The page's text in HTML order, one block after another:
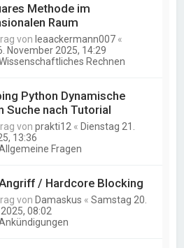
Methode im
Raum
von leaackermann007 «
November 2025, 14:29
Rechnen
Python Dynamische
Suche nach Tutorial
vonprakti12 « Dienstag 21.
13:36
Fragen
/ Hardcore Blocking
von Damaskus «Samstag 20.
08:02